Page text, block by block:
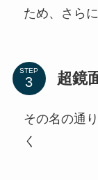
ため、さら
STEP 超鏡
その名の通
く